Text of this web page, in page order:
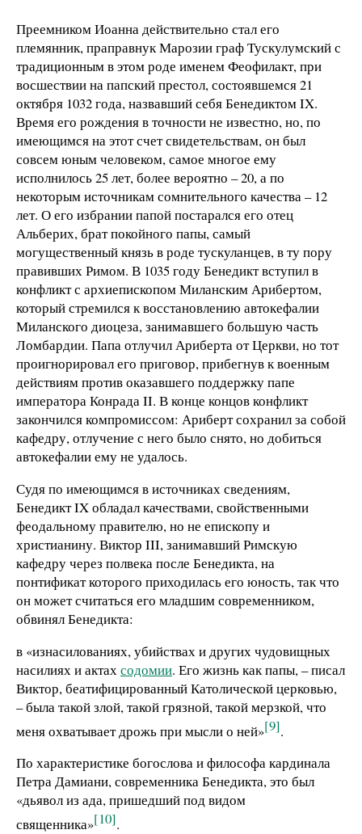
Преемником Иоанна действительно стал его
племянник, праправнук Марозии граф Тускулумский с
традиционным в этом роде именем Феофилакт, при
восшествии на папский престол, состоявшемся 21
октября 1032 года, назвавший себя Бенедиктом IX.
Время его рождения в точности не известно, но, по
имеющимся на этот счет свидетельствам, он был
совсем юным человеком, самое многое ему
исполнилось 25 лет, более вероятно – 20, а по
некоторым источникам сомнительного качества – 12
лет. О его избрании папой постарался его отец
Альберих, брат покойного папы, самый
могущественный князь в роде тускуланцев, в ту пору
правивших Римом. В 1035 году Бенедикт вступил в
конфликт с архиепископом Миланским Арибертом,
который стремился к восстановлению автокефалии
Миланского диоцеза, занимавшего большую часть
Ломбардии. Папа отлучил Ариберта от Церкви, но тот
проигнорировал его приговор, прибегнув к военным
действиям против оказавшего поддержку папе
императора Конрада II. В конце концов конфликт
закончился компромиссом: Ариберт сохранил за собой
кафедру, отлучение с него было снято, но добиться
автокефалии ему не удалось.
Судя по имеющимся в источниках сведениям,
Бенедикт IX обладал качествами, свойственными
феодальному правителю, но не епископу и
христианину. Виктор III, занимавший Римскую
кафедру через полвека после Бенедикта, на
понтификат которого приходилась его юность, так что
он может считаться его младшим современником,
обвинял Бенедикта:
в «изнасилованиях, убийствах и других чудовищных
насилиях и актахсодомии. Его жизнь как папы, – писал
Виктор, беатифицированный Католической церковью,
– была такой злой, такой грязной, такой мерзкой, что
меня охватывает дрожь при мысли о ней»[9].
По характеристике богослова и философа кардинала
Петра Дамиани, современника Бенедикта, это был
«дьявол из ада, пришедший под видом
священника»[10].